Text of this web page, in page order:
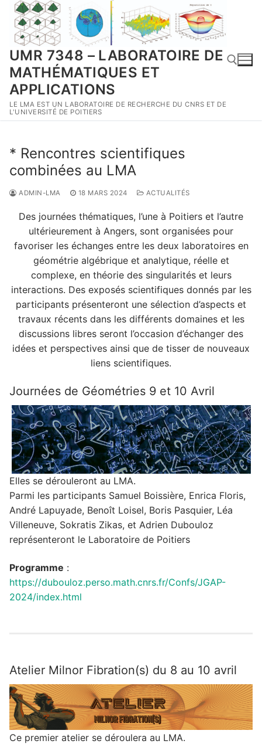
Aller
contenu
UMR 7348 – LABORATOIRE DE
MATHÉMATIQUES ET
APPLICATIONS
LE LMA EST UN LABORATOIRE DE RECHERCHE DU CNRS ET DE
L'UNIVERSITÉ DE POITIERS
Rechercher :
* Rencontres scientifiques
combinées au LMA
ADMIN-LMA 18 MARS 2024 ACTUALITÉS
Des journées thématiques, l’une à Poitiers et l’autre
ultérieurement à Angers, sont organisées pour
favoriser les échanges entre les deux laboratoires en
géométrie algébrique et analytique, réelle et
complexe, en théorie des singularités et leurs
interactions. Des exposés scientifiques donnés par les
participants présenteront une sélection d’aspects et
travaux récents dans les différents domaines et les
discussions libres seront l’occasion d’échanger des
idées et perspectives ainsi que de tisser de nouveaux
liens scientifiques.
Journées de Géométries 9 et 10 Avril
Elles se dérouleront au LMA.
Parmi les participants Samuel Boissière, Enrica Floris,
André Lapuyade, Benoît Loisel, Boris Pasquier, Léa
Villeneuve, Sokratis Zikas, et Adrien Dubouloz
représenteront le Laboratoire de Poitiers
Programme :
https://dubouloz.perso.math.cnrs.fr/Confs/JGAP-
2024/index.html
Atelier Milnor Fibration(s) du 8 au 10 avril
Ce premier atelier se déroulera au LMA.